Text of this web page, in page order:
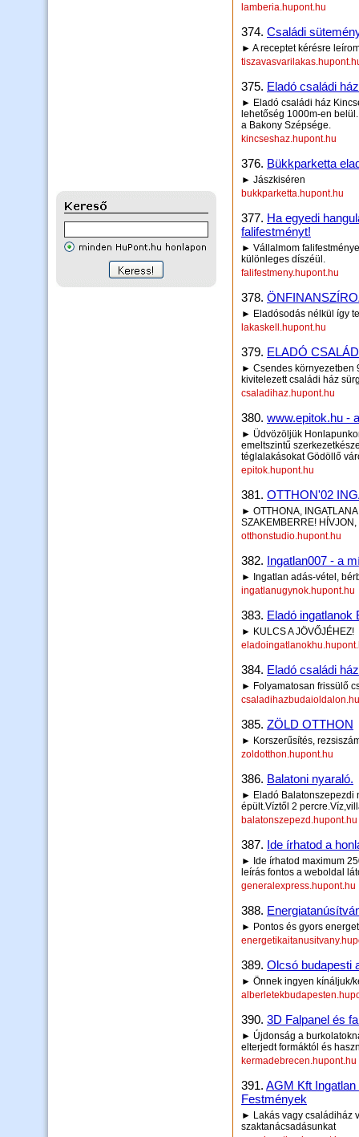
lamberia.hupont.hu
374. Családi
► A receptet kérésre
375. Eladó családi
► Eladó családi ház
lehetőség 1000m-en
a Bakony Szépsége.
kincseshaz.hupont.hu
376. Bükkparketta
► Jászkiséren
bukkparketta.hupont.hu
377. Ha egyedi
falifestményt!
► Vállalmom
különleges díszéül.
falifestmeny.hupont.hu
378.
► Eladósodás nélkül így
lakaskell.hupont.hu
379. ELADÓ
► Csendes környezetben
kivitelezett családi ház
csaladihaz.hupont.hu
380. www.epitok.hu -
► Üdvözöljük
emeltszintű
téglalakásokat Gödöllő
epitok.hupont.hu
381. OTTHON'02
► OTTHONA,
SZAKEMBERRE!
otthonstudio.hupont.hu
382. Ingatlan007 - a
► Ingatlan adás-vétel,
ingatlanugynok.hupont.hu
383. Eladó ingatlanok
► KULCS A JÖVŐJÉHEZ!
384. Eladó családi
► Folyamatosan frissülő
385. ZÖLD OTTHON
► Korszerűsítés,
zoldotthon.hupont.hu
386. Balatoni nyaraló.
► Eladó Balatonszepezdi
épült.Víztől 2
balatonszepezd.hupont.hu
387. Ide írhatod a
► Ide írhatod maximum
leírás fontos a weboldal
generalexpress.hupont.hu
388.
► Pontos és gyors
389. Olcsó budapesti
► Önnek ingyen kínáljuk/
390. 3D Falpanel és
► Újdonság a
elterjedt formáktól és
kermadebrecen.hupont.hu
391. AGM Kft
Festmények
► Lakás vagy családiház
szaktanácsadásunkat